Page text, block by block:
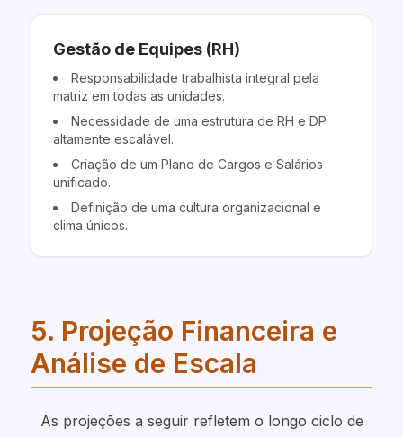
Gestão de Equipes (RH)
Responsabilidade trabalhista integral pela
matriz em todas as unidades.
Necessidade de uma estrutura de RH e DP
altamente escalável.
Criação de um Plano de Cargos e Salários
unificado.
Definição de uma cultura organizacional e
clima únicos.
5. Projeção Financeira e
Análise de Escala
As projeções a seguir refletem o longo ciclo de